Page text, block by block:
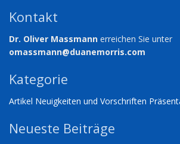
Kontakt
Dr. Oliver Massmann erreichen Sie unter
omassmann@duanemorris.com
Kategorie
Artikel Neuigkeiten und Vorschriften
Neueste Beiträge